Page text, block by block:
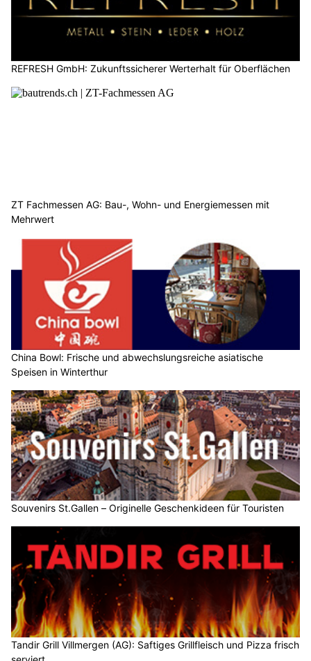
REFRESH GmbH: Zukunftssicherer Werterhalt für Oberflächen
ZT Fachmessen AG: Bau-, Wohn- und Energiemessen mit
Mehrwert
China Bowl: Frische und abwechslungsreiche asiatische
Speisen in Winterthur
Souvenirs St.Gallen – Originelle Geschenkideen für Touristen
Tandir Grill Villmergen (AG): Saftiges Grillfleisch und Pizza frisch